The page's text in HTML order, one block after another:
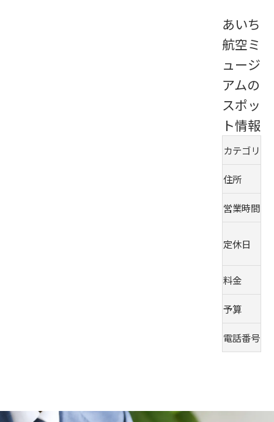
あいち
航空ミ
ュージ
アムの
スポッ
ト情報
カテゴリ
住所
営業時間
定休日
料金
予算
電話番号